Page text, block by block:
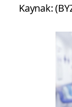
Kaynak: